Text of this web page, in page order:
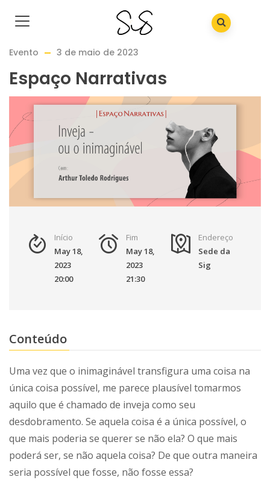
Evento 3 de maio de 2023
Espaço Narrativas
Início
May 18,
2023
20:00
Fim
May 18,
2023
21:30
Endereço
Sede da
Sig
Conteúdo
Uma vez que o inimaginável transfigura uma coisa na
única coisa possível, me parece plausível tomarmos
aquilo que é chamado de inveja como seu
desdobramento. Se aquela coisa é a única possível, o
que mais poderia se querer se não ela? O que mais
poderá ser, se não aquela coisa? De que outra maneira
seria possível que fosse, não fosse essa?